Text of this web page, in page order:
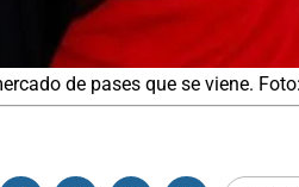
de pases que se viene.